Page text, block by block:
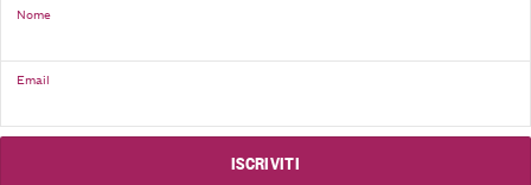
Nome
Email